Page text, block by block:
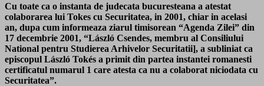
Cu toate ca o instanta de judecata bucuresteana a atestat
colaborarea lui Tokes cu Securitatea, in 2001, chiar in acelasi
an, dupa cum informeaza ziarul timisorean “Agenda Zilei” din
17 decembrie 2001, “László Csendes, membru al Consiliului
National pentru Studierea Arhivelor Securitatii], a subliniat ca
episcopul László Tokés a primit din partea instantei romanesti
certificatul numarul 1 care atesta ca nu a colaborat niciodata cu
Securitatea”.